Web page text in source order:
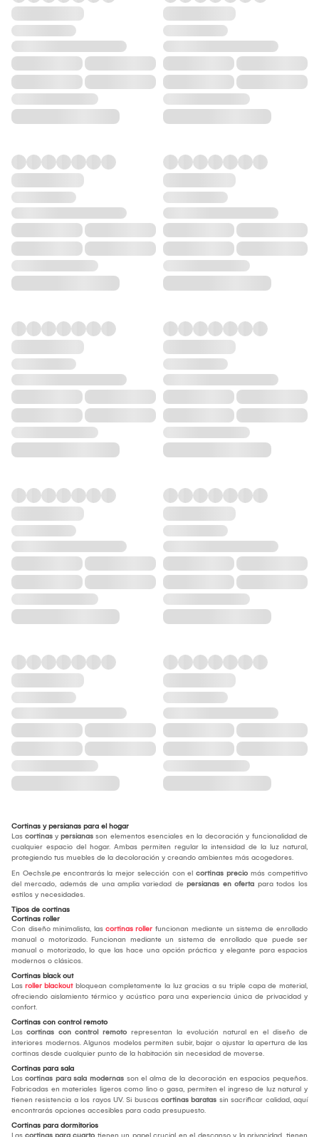
Cortinas y persianas para el hogar
Las cortinas y persianas son elementos esenciales en la decoración y funcionalidad de
cualquier espacio del hogar. Ambas permiten regular la intensidad de la luz natural,
protegiendo tus muebles de la decoloración y creando ambientes más acogedores.
En Oechsle.pe encontrarás la mejor selección con el cortinas precio más competitivo
del mercado, además de una amplia variedad de persianas en oferta para todos los
estilos y necesidades.
Tipos de cortinas
Cortinas roller
Con diseño minimalista, las cortinas roller funcionan mediante un sistema de enrollado
manual o motorizado. Funcionan mediante un sistema de enrollado que puede ser
manual o motorizado, lo que las hace una opción práctica y elegante para espacios
modernos o clásicos.
Cortinas black out
Las roller blackoutbloquean completamente la luz gracias a su triple capa de material,
ofreciendo aislamiento térmico y acústico para una experiencia única de privacidad y
confort.
Cortinas con control remoto
Las cortinas con control remoto representan la evolución natural en el diseño de
interiores modernos. Algunos modelos permiten subir, bajar o ajustar la apertura de las
cortinas desde cualquier punto de la habitación sin necesidad de moverse.
Cortinas para sala
Las cortinas para sala modernas son el alma de la decoración en espacios pequeños.
Fabricadas en materiales ligeros como lino o gasa, permiten el ingreso de luz natural y
tienen resistencia a los rayos UV. Si buscas cortinas baratas sin sacrificar calidad, aquí
encontrarás opciones accesibles para cada presupuesto.
Cortinas para dormitorios